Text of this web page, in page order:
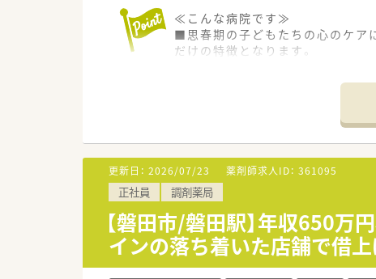
≪こんな病院です≫
■思春期の子どもたちの心のケア
だけの特徴となります。
■不登校やネットゲーム依存症、
■その他、認知症、統合失調症、
■法人内の介護老人保健施設やグ
≪業務内容≫
■院内での薬剤師業務
■入院患者様、外来患者様の調剤業
■医薬品の在庫管理・品質管理
■医薬品に関する情報提供（医師・
■注射薬の製剤業務、服薬指導は
≪おすすめポイント≫
更新日： 2026/07/23 薬剤師求人ID： 361095
正社員 調剤薬局
【磐田市/磐田駅】年収650万
インの落ち着いた店舗で借